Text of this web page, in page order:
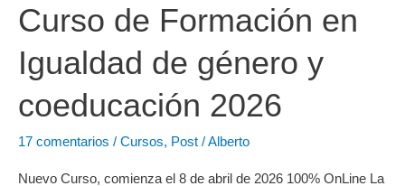
Curso de Formación en
Igualdad de género y
coeducación 2026
17 comentarios / Cursos, Post /Alberto
Nuevo Curso, comienza el 8 de abril de 2026 100% OnLine La